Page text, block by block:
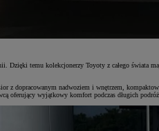
temu kolekcjonerzy Toyoty z całego świata
z dopracowanym nadwoziem i wnętrzem,
oferujący wyjątkowy komfort podczas długich